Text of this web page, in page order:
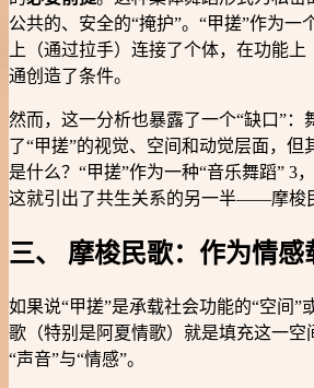
公共的、安全的“掩护”。“甲搓”作为一
上（通过拉手）连接了个体，在功能
通创造了条件。
然而，这一分析也暴露了一个“缺口”：
了“甲搓”的视觉、空间和动觉层面，但
是什么？“甲搓”作为一种“音乐舞蹈” 3
这就引出了共生关系的另一半——摩梭
三、 摩梭民歌：作为情感
如果说“甲搓”是承载社会功能的“空间”
歌（特别是阿夏情歌）就是填充这一空
“声音”与“情感”。